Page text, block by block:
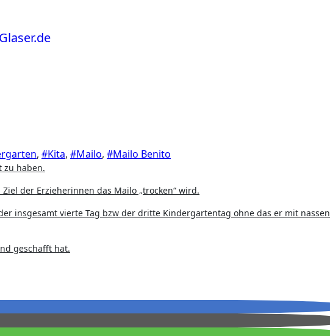
, #Kita, #Mailo, #Mailo Benito
zu haben.
der Erzieherinnen das Mailo „trocken“ wird.
insgesamt vierte Tag bzw der dritte Kindergartentag ohne das er mit nassen
geschafft hat.